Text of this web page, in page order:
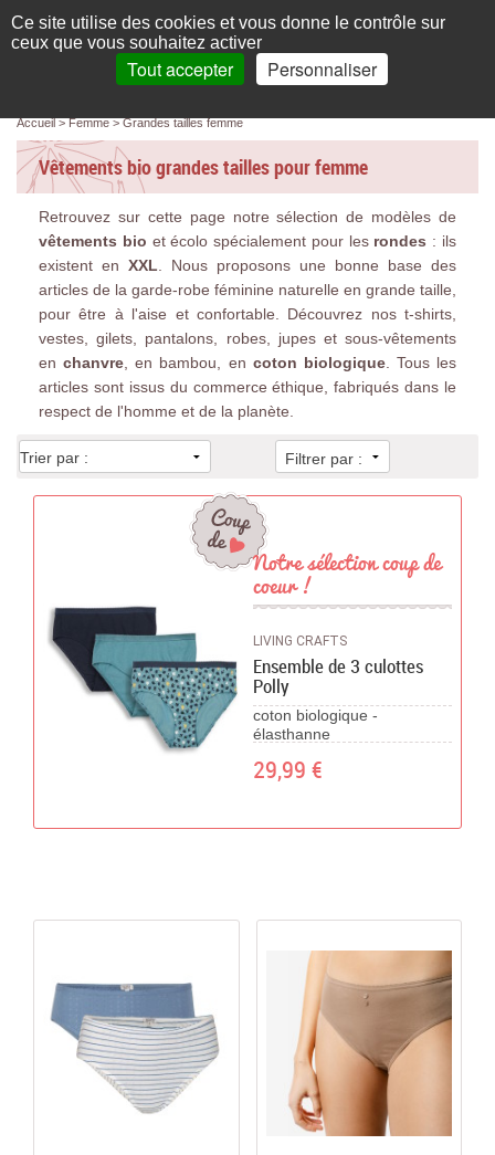
L'élégance au naturel
compte
Français
Recherche
Accueil
Femme
Homme
Bébé & enfant
Chaussettes & collants
Chaussures & Sacs
Accessoires
Linge de maison
Marques
Accueil Femme Grandes tailles femme
Vêtements bio grandes tailles pour femme
Retrouvez sur cette page notre sélection de modèles de
vêtements bio et écolo spécialement pour les rondes : ils
existent en XXL . Nous proposons une bonne base des
articles de la garde-robe féminine naturelle en grande taille,
pour être à l'aise et confortable. Découvrez nos t-shirts,
vestes, gilets, pantalons, robes, jupes et sous-vêtements
enchanvre , en bambou, en coton biologique. Tous les
articles sont issus du commerce éthique, fabriqués dans le
respect de l'homme et de la planète.
Filtrer par :
Notre sélection coup de
coeur !
LIVING CRAFTS
Ensemble de 3 culottes
Polly
coton biologique -
élasthanne
29,99 €
Panneau de gestion des cookies
Ce site utilise des cookies et vous donne le contrôle sur
ceux que vous souhaitez activer
Tout accepter Personnaliser